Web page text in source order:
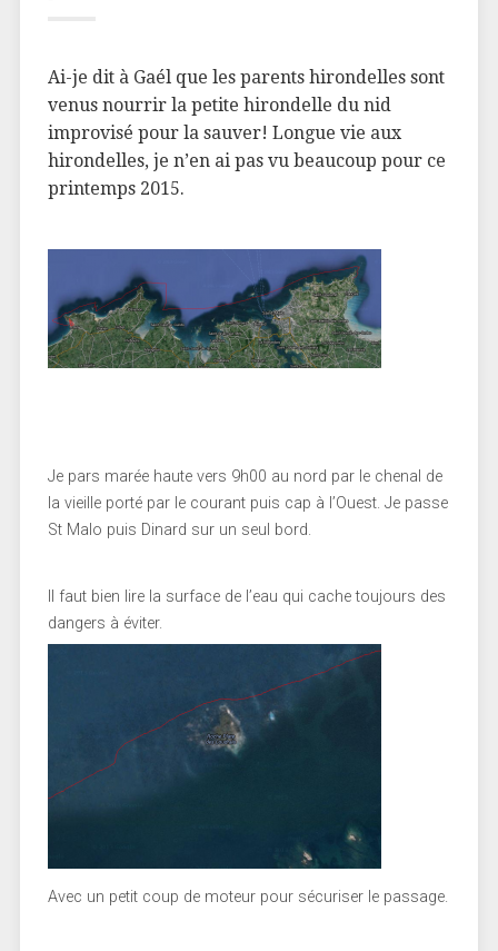
Ai-je dit à Gaél que les parents hirondelles sont
venus nourrir la petite hirondelle du nid
improvisé pour la sauver! Longue vie aux
hirondelles, je n’en ai pas vu beaucoup pour ce
printemps 2015.
Je pars marée haute vers 9h00 au nord par le chenal de
la vieille porté par le courant puis cap à l’Ouest. Je passe
St Malo puis Dinard sur un seul bord.
Il faut bien lire la surface de l’eau qui cache toujours des
dangers à éviter.
Avec un petit coup de moteur pour sécuriser le passage.